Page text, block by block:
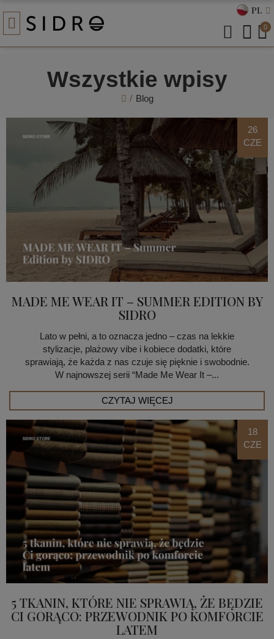
PL
0
Wszystkie wpisy
Blog
26
CZE
MADE ME WEAR IT – SUMMER EDITION BY
SIDRO
Lato w pełni, a to oznacza jedno – czas na lekkie
stylizacje, plażowy vibe i kobiece dodatki, które
sprawiają, że każda z nas czuje się pięknie i swobodnie.
W najnowszej serii “Made Me Wear It –...
CZYTAJ WIĘCEJ
18
CZE
5 TKANIN, KTÓRE NIE SPRAWIĄ, ŻE BĘDZIE
CI GORĄCO: PRZEWODNIK PO KOMFORCIE
LATEM